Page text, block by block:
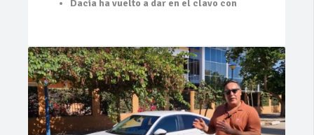
Dacia ha vuelto a dar en el clavo con